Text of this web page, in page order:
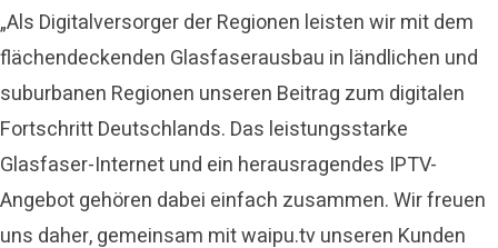
„Als Digitalversorger der Regionen leisten wir mit dem
flächendeckenden Glasfaserausbau in ländlichen und
suburbanen Regionen unseren Beitrag zum digitalen
Fortschritt Deutschlands. Das leistungsstarke
Glasfaser-Internet und ein herausragendes IPTV-
Angebot gehören dabei einfach zusammen. Wir freuen
uns daher, gemeinsam mit waipu.tv unseren Kunden